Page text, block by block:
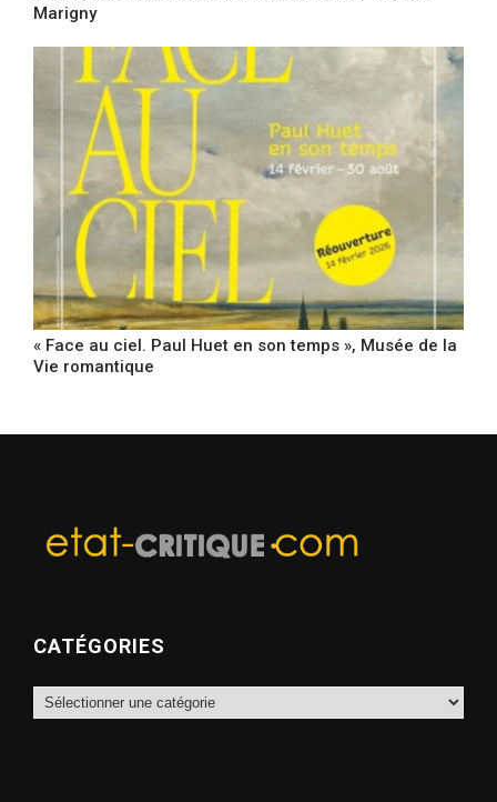
Marigny
« Face au ciel. Paul Huet en son temps », Musée de la
Vie romantique
CATÉGORIES
Catégories